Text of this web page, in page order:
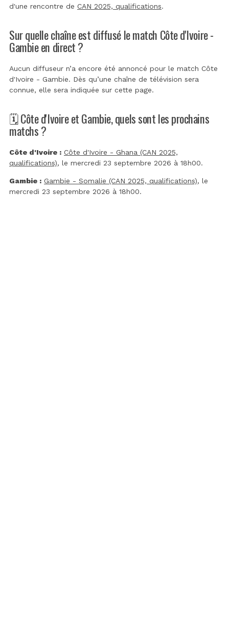
d'une rencontre de CAN 2025, qualifications.
Sur quelle chaîne est diffusé le match Côte d'Ivoire -
Gambie en direct ?
Aucun diffuseur n’a encore été annoncé pour le match Côte
d'Ivoire - Gambie. Dès qu’une chaîne de télévision sera
connue, elle sera indiquée sur cette page.
🗓️ Côte d'Ivoire et Gambie, quels sont les prochains
matchs ?
Côte d'Ivoire : Côte d'Ivoire - Ghana (CAN 2025,
qualifications), le mercredi 23 septembre 2026 à 18h00.
Gambie : Gambie - Somalie (CAN 2025, qualifications), le
mercredi 23 septembre 2026 à 18h00.